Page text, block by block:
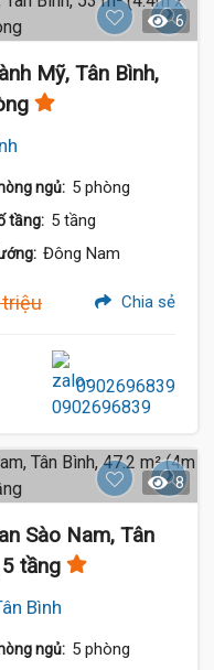
6
Mỹ, Tân Bình,
ngủ: 5 phòng
tầng: 5 tầng
Đông Nam
Chia sẻ
0902696839
8
Sào Nam, Tân
tầng
Bình
ngủ: 5 phòng